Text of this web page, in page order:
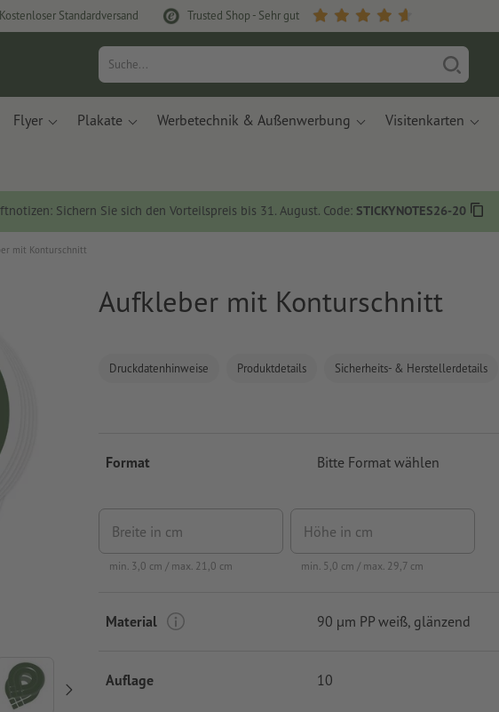
Kostenloser Standardversand Trusted Shop - Sehr gut
Flyer Plakate Werbetechnik & Außenwerbung Visitenkarten
Sichern Sie sich den Vorteilspreis bis 31. August. Code: STICKYNOTES26-20
mit Konturschnitt
Aufkleber mit Konturschnitt
Druckdatenhinweise Produktdetails Sicherheits- & Herstellerdetails
Format Bitte Format wählen
Breite in cm
min. 3,0 cm / max. 21,0 cm
Höhe in cm
min. 5,0 cm / max. 29,7 cm
Material 90 µm PP weiß, glänzend
Auflage 10